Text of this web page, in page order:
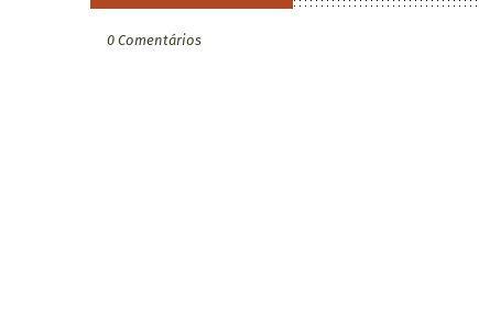
0 Comentários